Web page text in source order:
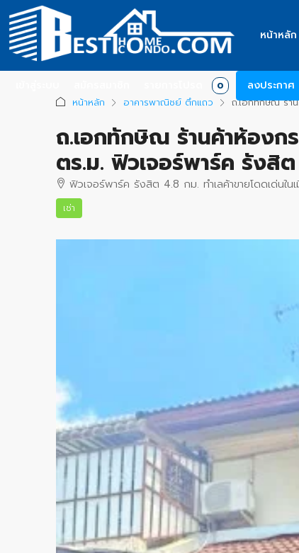
หน้าหลัก
0 ลงประกาศ
หน้าหลัก อาคารพาณิชย์ ตึกแถว ถ.เอกทักษิณ ร้า
ถ.เอกทักษิณ ร้านค้าห้องก
ตร.ม. ฟิวเจอร์พาร์ค รังสิ
ฟิวเจอร์พาร์ค รังสิต 4.8 กม. ทำเลค้าขายโดดเด่นใ
เช่า